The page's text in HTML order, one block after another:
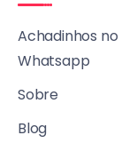
Achadinhos no
Whatsapp
Sobre
Blog